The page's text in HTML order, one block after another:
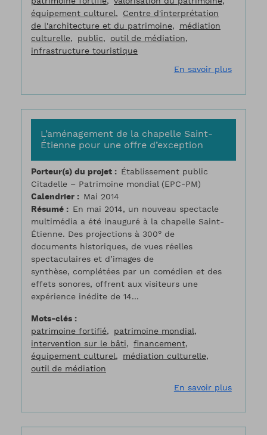
équipement culturel
Centre d'interprétation
de l'architecture et du patrimoine
médiation
culturelle
public
outil de médiation
infrastructure touristique
En savoir plussur La
L’aménagement de la chapelle Saint-
Étienne pour une offre d’exception
Porteur(s) du projet
Établissement public
Citadelle – Patrimoine mondial (EPC-PM)
Calendrier
Mai 2014
Résumé
En mai 2014, un nouveau spectacle
multimédia a été inauguré à la chapelle Saint-
Étienne. Des projections à 300° de
documents historiques, de vues réelles
spectaculaires et d’images de
synthèse, complétées par un comédien et des
effets sonores, offrent aux visiteurs une
expérience inédite de 14...
Mots-clés
patrimoine fortifié
patrimoine mondial
intervention sur le bâti
financement
équipement culturel
médiation culturelle
outil de médiation
En savoir plussur